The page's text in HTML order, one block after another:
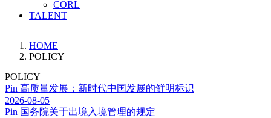
CORL
TALENT
HOME
POLICY
POLICY
Pin 高质量发展：新时代中国发展的鲜明标识
2026-08-05
Pin 国务院关于出境入境管理的规定